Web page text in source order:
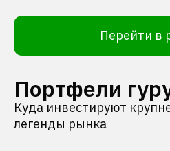
Перейти в
Портфели
Куда инвестируют
легенды рынка